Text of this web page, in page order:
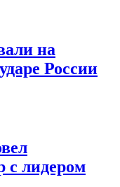
на
России
с лидером